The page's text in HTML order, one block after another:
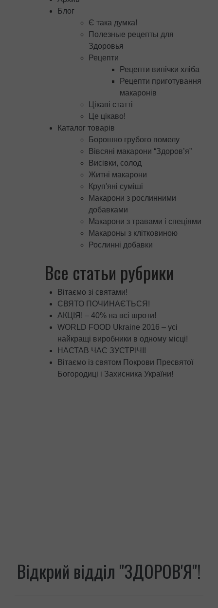
Блог
Є така думка!
Полезные рецепты для
Здоровья
Рецепти
Рецепти випічки хліба
Рецепти приготування
макаронів
Цікаві статті
Це цікаво!
Каталог товарів
Борошно грубого помелу
Вівсяні макарони “Здоров’я”
Висівки, солод
Житні макарони
Круп'яні суміші
Макарони з рослинними
добавками
Макарони з травами і спеціями
Макароны з клітковиною
Рослинні добавки
Все статьи рубрики
Вітаємо зі святами!
СВЯТО ПОЧИНАЄТЬСЯ!
АКЦІЯ! – 40% на всі шроти!
WORLD FOOD Ukraine 2016 – усі
найкращі виробники в одному місці!
НАСТАВ ЧАС ЗУСТРІЧІ!
Вітаємо із святом Покрови Пресвятої
Богородиці і Захисника України!
Відкрий відділ "ЗДОРОВ'Я"!